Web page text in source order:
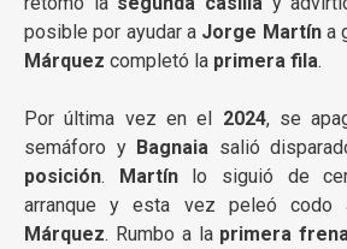
posible por ayudar a Jorge Martína
Márquez completó la primera fila.
Por última vez en el 2024, se
semáforo y Bagnaia salió
posición. Martínlo siguió de
arranque y esta vez peleó codo
Márquez. Rumbo a la primera